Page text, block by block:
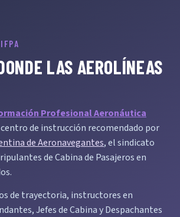
LAS AEROLÍNEAS
Profesional Aeronáutica
de instrucción recomendado por
de Aeronavegantes, el sindicato
de Cabina de Pasajeros en
de trayectoria, instructores en
Jefes de Cabina y Despachantes